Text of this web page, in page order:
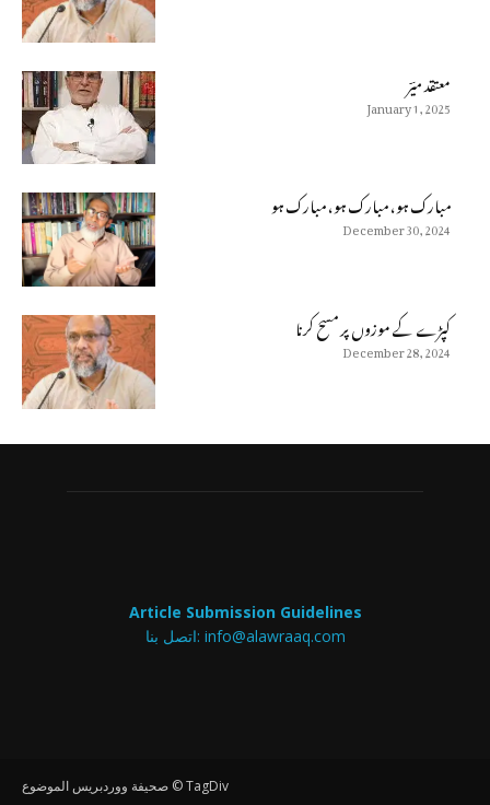
معتقد میؔر
January 1, 2025
مبارک ہو، مبارک ہو، مبارک ہو
December 30, 2024
كپڑے كے موزوں پر مسح كرنا
December 28, 2024
Article Submission Guidelines
اتصل بنا: info@alawraaq.com
صحيفة ووردبريس الموضوع © TagDiv